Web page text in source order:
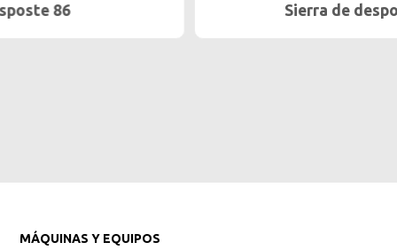
Sierra de desposte SK 23/18
MÁQUINAS Y EQUIPOS